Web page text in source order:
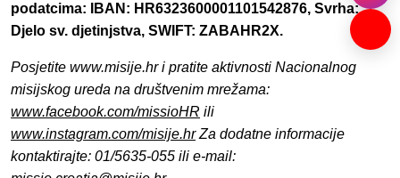
podatcima: IBAN: HR6323600001101542876, Svrha:
Djelo sv. djetinjstva, SWIFT: ZABAHR2X.
Posjetite www.misije.hr i pratite aktivnosti Nacionalnog
misijskog ureda na društvenim mrežama:
www.facebook.com/missioHR ili
www.instagram.com/misije.hrZa dodatne informacije
kontaktirajte: 01/5635-055 ili e-mail: